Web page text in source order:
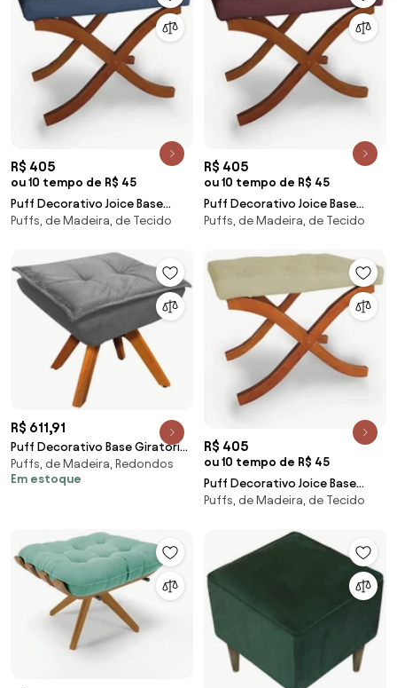
R$ 405
ou 10 tempo de R$ 45
Puff Decorativo Joice Base
Madeira Suede Azul - Sheep
Puffs, de Madeira, de Tecido
R$ 405
ou 10 tempo de R$ 45
Puff Decorativo Joice Base
Madeira Suede Bordô - Sheep
Puffs, de Madeira, de Tecido
R$ 611,91
Puff Decorativo Base Giratória
em Madeira Charger Suede
Grafite G19 - Gran Belo
Puffs, de Madeira, Redondos
Em estoque
R$ 405
ou 10 tempo de R$ 45
Puff Decorativo Joice Base
Madeira Suede Bege - Sheep
Puffs, de Madeira, de Tecido